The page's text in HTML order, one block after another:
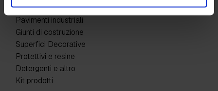
Pavimenti industriali
Giunti di costruzione
Superfici Decorative
Protettivi e resine
Detergenti e altro
Kit prodotti